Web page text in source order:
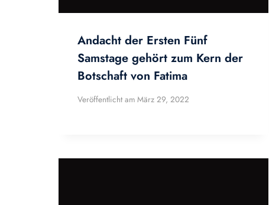
Andacht der Ersten Fünf
Samstage gehört zum Kern der
Botschaft von Fatima
Veröffentlicht am März 29, 2022